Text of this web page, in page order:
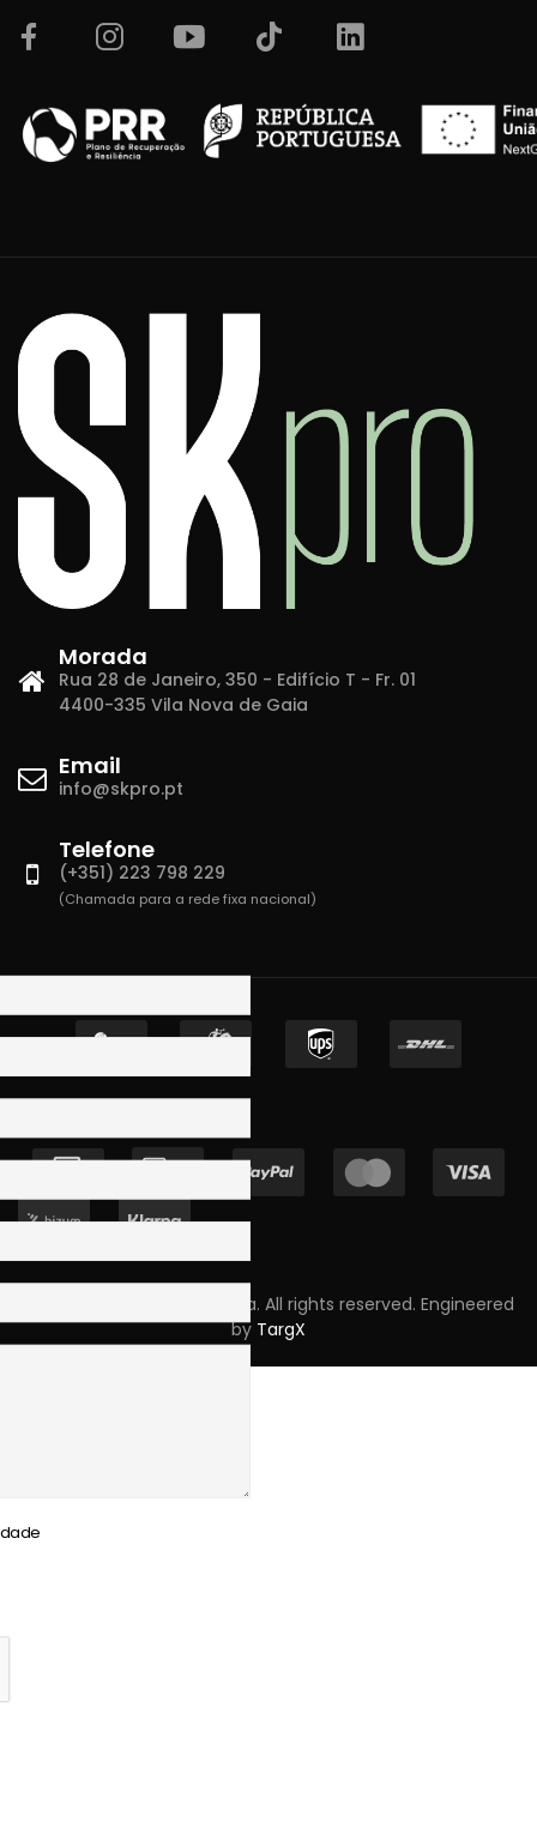
Morada
Rua 28 de Janeiro, 350 - Edifício T - Fr. 01
4400-335 Vila Nova de Gaia
Email
info@skpro.pt
Telefone
(+351) 223 798 229
(Chamada para a rede fixa nacional)
Copyright © 2023 Skpro, Lda. All rights reserved. Engineered
by TargX